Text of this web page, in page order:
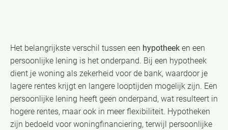
Het belangrijkste verschil tussen een hypotheek en een
persoonlijke lening is het onderpand. Bij een hypotheek
dient je woning als zekerheid voor de bank, waardoor je
lagere rentes krijgt en langere looptijden mogelijk zijn. Een
persoonlijke lening heeft geen onderpand, wat resulteert in
hogere rentes, maar ook in meer flexibiliteit. Hypotheken
zijn bedoeld voor woningfinanciering, terwijl persoonlijke